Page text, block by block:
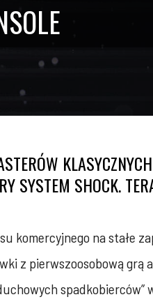
SYSTEM SHOCK.
komercyjnego na stałe
z pierwszoosobową grą
spadkobierców”